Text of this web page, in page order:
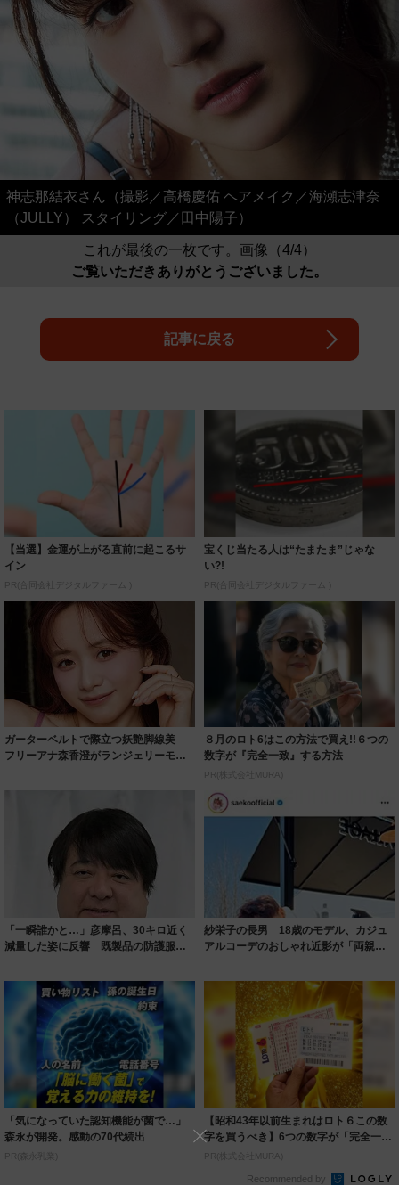
神志那結衣さん（撮影／高橋慶佑 ヘアメイク／海瀬志津奈
（JULLY） スタイリング／田中陽子）
これが最後の一枚です。画像（4/4）
ご覧いただきありがとうございました。
記事に戻る
【当選】金運が上がる直前に起こるサ
イン
PR(合同会社デジタルファーム )
宝くじ当たる人は“たまたま”じゃな
い?!
PR(合同会社デジタルファーム )
ガーターベルトで際立つ妖艶脚線美
フリーアナ森香澄がランジェリーモデ
８月のロト6はこの方法で買え!!６つの
数字が『完全一致』する方法
PR(株式会社MURA)
「一瞬誰かと…」彦摩呂、30キロ近く
減量した姿に反響 既製品の防護服が
紗栄子の長男 18歳のモデル、カジュ
アルコーデのおしゃれ近影が「両親の
「気になっていた認知機能が菌で…」
森永が開発。感動の70代続出
PR(森永乳業)
【昭和43年以前生まれはロト６この数
字を買うべき】6つの数字が「完全一
致」する方...
PR(株式会社MURA)
Recommended by